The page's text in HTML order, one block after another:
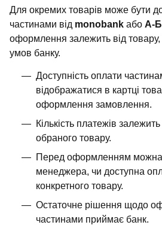
Для окремих товарів може бути
частинами від monobank або А-
оформлення залежить від
умов банку.
Доступність оплати
відображатися в картці
оформлення замовлення.
Кількість платежів
обраного товару.
Перед оформленням можна
менеджера, чи доступна
конкретного товару.
Остаточне рішення щодо
частинами приймає банк.